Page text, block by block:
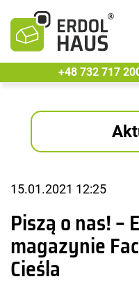
+48 732 717
15.01.2021 12:25
Piszą o nas! –
magazynie
Cieśla